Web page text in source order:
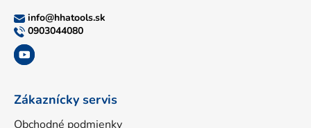
info@hhatools.sk
0903044080
Zákaznícky servis
Obchodné podmienky